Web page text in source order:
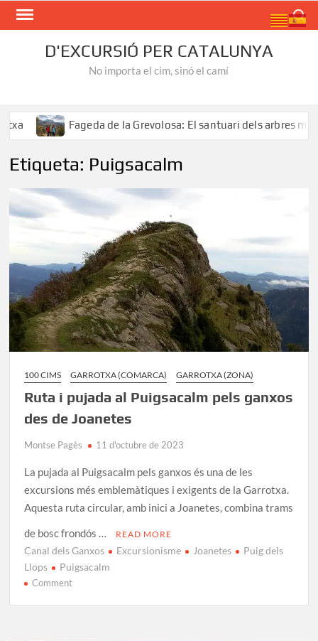
Skip
D'EXCURSIÓ PER CATALUNYA
No importa el cim, sinó el camí
Fageda de la Grevolosa: El santuari dels arbres
Etiqueta: Puigsacalm
100 CIMS GARROTXA (COMARCA) GARROTXA (ZONA)
Ruta i pujada al Puigsacalm pels ganxos
des de Joanetes
Montse Pagès 11 d'octubre de 2023
La pujada al Puigsacalm pels ganxos és una de les
excursions més emblemàtiques i exigents de la Garrotxa.
Aquesta ruta circular, amb inici a Joanetes, combina trams
de bosc frondós …
READ MORE
Canal dels Ganxos Excursionisme Joanetes
Puig dels
Llops
Puigsacalm
Commenton